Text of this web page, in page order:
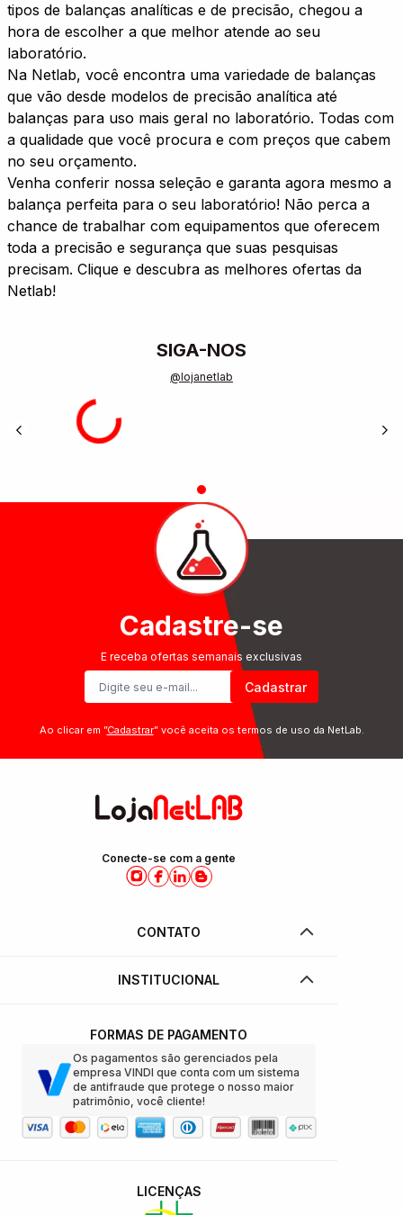
tipos de balanças analíticas e de precisão, chegou a
hora de escolher a que melhor atende ao seu
laboratório.
Na Netlab, você encontra uma variedade de balanças
que vão desde modelos de precisão analítica até
balanças para uso mais geral no laboratório. Todas com
a qualidade que você procura e com preços que cabem
no seu orçamento.
Venha conferir nossa seleção e garanta agora mesmo a
balança perfeita para o seu laboratório! Não perca a
chance de trabalhar com equipamentos que oferecem
toda a precisão e segurança que suas pesquisas
precisam. Clique e descubra as melhores ofertas da
Netlab!
SIGA-NOS
@lojanetlab
Cadastre-se
E receba ofertas semanais exclusivas
Cadastrar
Ao clicar em ”Cadastrar” você aceita os termos de uso da NetLab.
Conecte-se com a gente
CONTATO
INSTITUCIONAL
FORMAS DE PAGAMENTO
Os pagamentos são gerenciados pela
empresa VINDI que conta com um sistema
de antifraude que protege o nosso maior
patrimônio, você cliente!
LICENÇAS